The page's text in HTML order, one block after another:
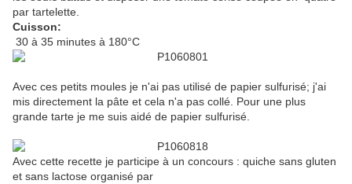
par tartelette.
Cuisson:
30 à 35 minutes à 180°C
Avec ces petits moules je n'ai pas utilisé de papier sulfurisé; j'ai
mis directement la pâte et cela n'a pas collé. Pour une plus
grande tarte je me suis aidé de papier sulfurisé.
Avec cette recette je participe à un concours : quiche sans gluten
et sans lactose organisé par